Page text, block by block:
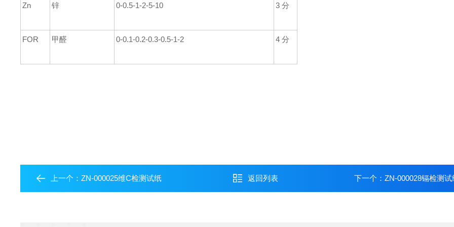
Zn 锌 0-0.5-1-2-5-10 3分
FOR 甲醛 0-0.1-0.2-0.3-0.5-1-2 4分
上一个：ZN-000025维C检测试纸 返回列表 下一个： ZN-000028镉检测试